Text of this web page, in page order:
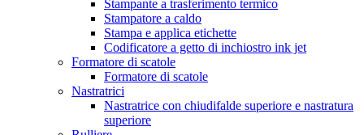
Stampante a trasferimento termico
Stampatore a caldo
Stampa e applica etichette
Codificatore a getto di inchiostro ink jet
Formatore di scatole
Formatore di scatole
Nastratrici
Nastratrice con chiudifalde superiore e nastratura
superiore